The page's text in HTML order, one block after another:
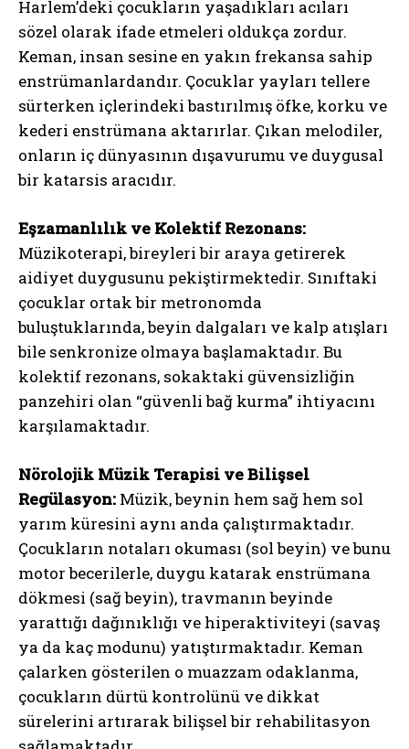
Harlem’deki çocukların yaşadıkları acıları
sözel olarak ifade etmeleri oldukça zordur.
Keman, insan sesine en yakın frekansa sahip
enstrümanlardandır. Çocuklar yayları tellere
sürterken içlerindeki bastırılmış öfke, korku ve
kederi enstrümana aktarırlar. Çıkan melodiler,
onların iç dünyasının dışavurumu ve duygusal
bir katarsis aracıdır.
Eşzamanlılık ve Kolektif Rezonans:
Müzikoterapi, bireyleri bir araya getirerek
aidiyet duygusunu pekiştirmektedir. Sınıftaki
çocuklar ortak bir metronomda
buluştuklarında, beyin dalgaları ve kalp atışları
bile senkronize olmaya başlamaktadır. Bu
kolektif rezonans, sokaktaki güvensizliğin
panzehiri olan “güvenli bağ kurma” ihtiyacını
karşılamaktadır.
Nörolojik Müzik Terapisi ve Bilişsel
Regülasyon: Müzik, beynin hem sağ hem sol
yarım küresini aynı anda çalıştırmaktadır.
Çocukların notaları okuması (sol beyin) ve bunu
motor becerilerle, duygu katarak enstrümana
dökmesi (sağ beyin), travmanın beyinde
yarattığı dağınıklığı ve hiperaktiviteyi (savaş
ya da kaç modunu) yatıştırmaktadır. Keman
çalarken gösterilen o muazzam odaklanma,
çocukların dürtü kontrolünü ve dikkat
sürelerini artırarak bilişsel bir rehabilitasyon